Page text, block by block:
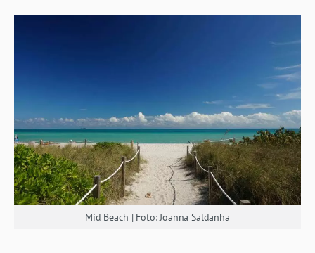
Mid Beach | Foto: Joanna Saldanha